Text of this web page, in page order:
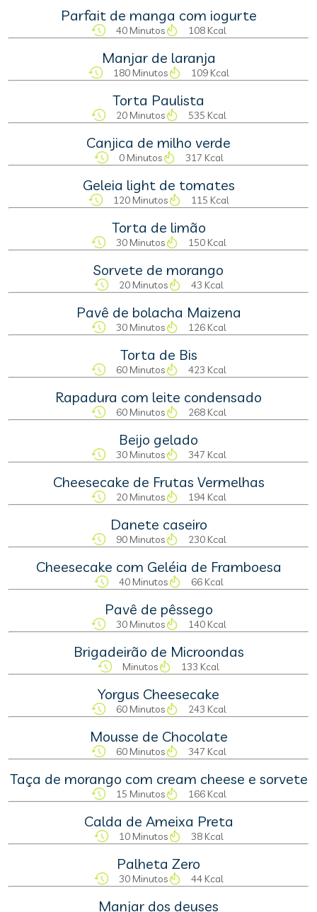
Parfait de manga com iogurte
40 Minutos 108 Kcal
Manjar de laranja
180 Minutos 109 Kcal
Torta Paulista
20 Minutos 535 Kcal
Canjica de milho verde
0 Minutos 317 Kcal
Geleia light de tomates
120 Minutos 115 Kcal
Torta de limão
30 Minutos 150 Kcal
Sorvete de morango
20 Minutos 43 Kcal
Pavê de bolacha Maizena
30 Minutos 126 Kcal
Torta de Bis
60 Minutos 423 Kcal
Rapadura com leite condensado
60 Minutos 268 Kcal
Beijo gelado
30 Minutos 347 Kcal
Cheesecake de Frutas Vermelhas
20 Minutos 194 Kcal
Danete caseiro
90 Minutos 230 Kcal
Cheesecake com Geléia de Framboesa
40 Minutos 66 Kcal
Pavê de pêssego
30 Minutos 140 Kcal
Brigadeirão de Microondas
Minutos 133 Kcal
Yorgus Cheesecake
60 Minutos 243 Kcal
Mousse de Chocolate
60 Minutos 347 Kcal
Taça de morango com cream cheese e sorvete
15 Minutos 166 Kcal
Calda de Ameixa Preta
10 Minutos 38 Kcal
Palheta Zero
30 Minutos 44 Kcal
Manjar dos deuses